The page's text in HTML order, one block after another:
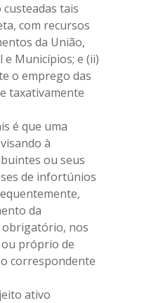
tais
com recursos
da União,
e Municípios; e (ii)
o emprego das
taxativamente
é que uma
à
ou seus
de infortúnios
da
nos
próprio de
correspondente
ativo